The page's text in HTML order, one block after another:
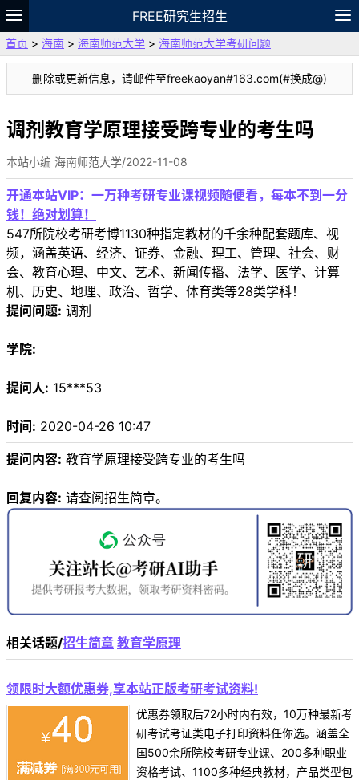
FREE研究生招生
题库
故事 专题 APP 笔记
论坛
VIP
资料
首页 > 海南 > 海南师范大学 > 海南师范大学考研问题
删除或更新信息，请邮件至freekaoyan#163.com(#换成@)
调剂教育学原理接受跨专业的考生吗
本站小编 海南师范大学/2022-11-08
开通本站VIP：一万种考研专业课视频随便看，每本不到一分
钱！绝对划算！
547所院校考研考博1130种指定教材的千余种配套题库、视
频，涵盖英语、经济、证券、金融、理工、管理、社会、财
会、教育心理、中文、艺术、新闻传播、法学、医学、计算
机、历史、地理、政治、哲学、体育类等28类学科！
提问问题: 调剂
学院:
提问人: 15***53
时间: 2020-04-26 10:47
提问内容: 教育学原理接受跨专业的考生吗
回复内容: 请查阅招生简章。
相关话题/招生简章 教育学原理
领限时大额优惠券,享本站正版考研考试资料!
优惠券领取后72小时内有效，10万种最新考
研考试考证类电子打印资料任你选。涵盖全
国500余所院校考研专业课、200多种职业
资格考试、1100多种经典教材，产品类型包